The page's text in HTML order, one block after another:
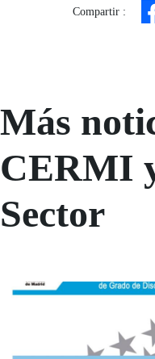
Compartir :
Más
CERMI
Sector